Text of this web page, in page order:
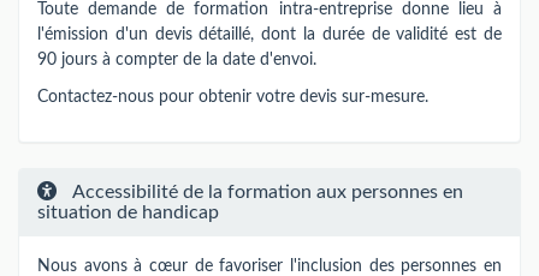
Toute demande de formation intra-entreprise donne lieu à
l'émission d'un devis détaillé, dont la durée de validité est de
90 jours à compter de la date d'envoi.
Contactez-nous pour obtenir votre devis sur-mesure.
Accessibilité de la formation aux personnes en
situation de handicap
Nous avons à cœur de favoriser l'inclusion des personnes en